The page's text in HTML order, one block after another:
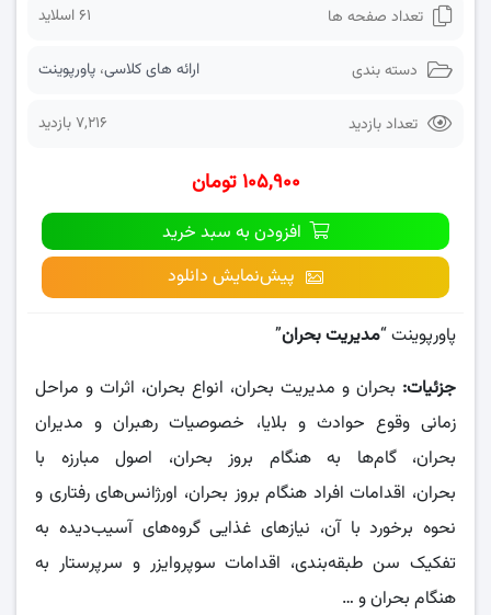
تعداد صفحه ها 61 اسلاید
دسته بندی ارائه های کلاسی، پاورپوینت
تعداد بازدید 7,216 بازدید
۱۰۵,۹۰۰ تومان
افزودن به سبد خرید
پیش‌نمایش دانلود
پاورپوینت “مدیریت بحران”
جزئیات: بحران و مدیریت بحران، انواع بحران، اثرات و مراحل
زمانی وقوع حوادث و بلایا، خصوصیات رهبران و مدیران
بحران، گام‌ها به هنگام بروز بحران، اصول مبارزه با
بحران، اقدامات افراد هنگام بروز بحران، اورژانس‌های رفتاری و
نحوه برخورد با آن، نیازهای غذایی گروه‌های آسیب‌دیده به
تفکیک سن طبقه‌بندی، اقدامات سوپروایزر و سرپرستار به
هنگام بحران و …